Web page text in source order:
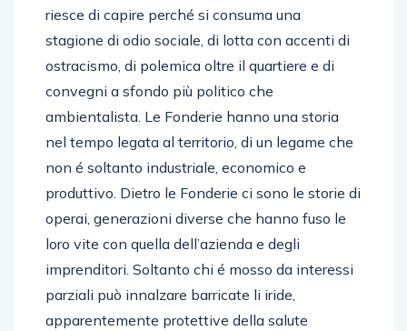
riesce di capire perché si consuma una
stagione di odio sociale, di lotta con accenti di
ostracismo, di polemica oltre il quartiere e di
convegni a sfondo più politico che
ambientalista. Le Fonderie hanno una storia
nel tempo legata al territorio, di un legame che
non é soltanto industriale, economico e
produttivo. Dietro le Fonderie ci sono le storie di
operai, generazioni diverse che hanno fuso le
loro vite con quella dell’azienda e degli
imprenditori. Soltanto chi é mosso da interessi
parziali può innalzare barricate li iride,
apparentemente protettive della salute